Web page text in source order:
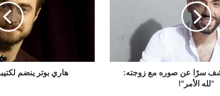
سرًا عن صوره مع زوجته:
"لله الأمر"!
هاري بوتر ينضم